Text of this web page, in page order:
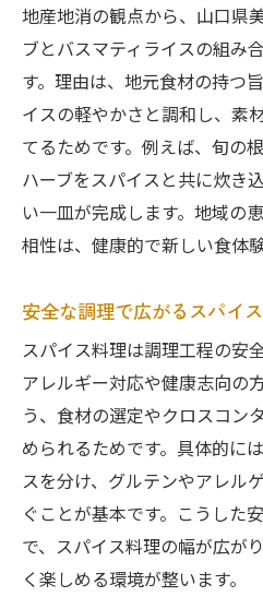
地産地消の観点から、山口県
ブとバスマティライスの組み
す。理由は、地元食材の持つ
イスの軽やかさと調和し、素
てるためです。例えば、旬の
ハーブをスパイスと共に炊き
い一皿が完成します。地域の
相性は、健康的で新しい食体
安全な調理で広がるスパイ
スパイス料理は調理工程の安
アレルギー対応や健康志向の
う、食材の選定やクロスコン
められるためです。具体的に
スを分け、グルテンやアレル
ぐことが基本です。こうした
で、スパイス料理の幅が広が
く楽しめる環境が整います。